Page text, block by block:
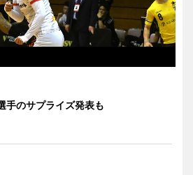
手のサプライズ発表も